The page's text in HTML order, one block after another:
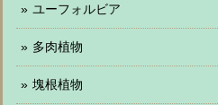
ユーフォルビア
多肉植物
塊根植物